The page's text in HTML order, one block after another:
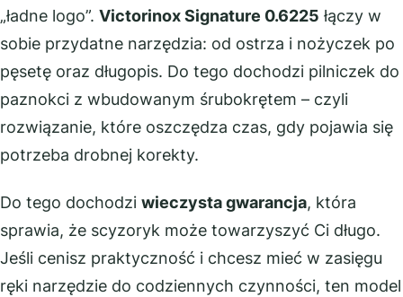
„ładne logo”. Victorinox Signature 0.6225 łączy w
sobie przydatne narzędzia: od ostrza i nożyczek po
pęsetę oraz długopis. Do tego dochodzi pilniczek do
paznokci z wbudowanym śrubokrętem – czyli
rozwiązanie, które oszczędza czas, gdy pojawia się
potrzeba drobnej korekty.
Do tego dochodzi wieczysta gwarancja, która
sprawia, że scyzoryk może towarzyszyć Ci długo.
Jeśli cenisz praktyczność i chcesz mieć w zasięgu
ręki narzędzie do codziennych czynności, ten model